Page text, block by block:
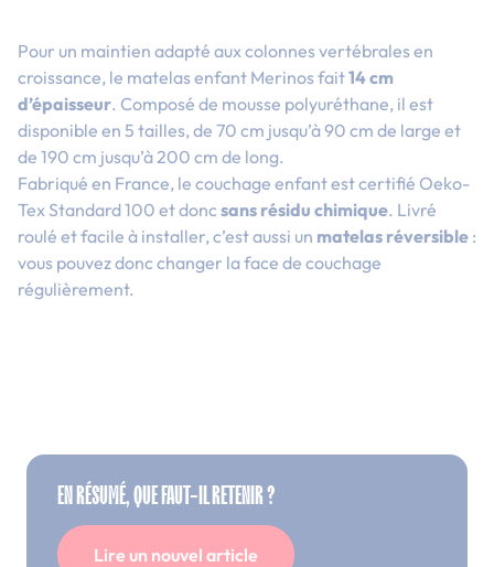
Pour un maintien adapté aux colonnes vertébrales en
croissance, le matelas enfant Merinos fait14 cm
d’épaisseur. Composé de mousse polyuréthane, il est
disponible en 5 tailles, de 70 cm jusqu’à 90 cm de large et
de 190 cm jusqu’à 200 cm de long.
Fabriqué en France, le couchage enfant est certifié Oeko-
Tex Standard 100 et donc sans résidu chimique. Livré
roulé et facile à installer, c’est aussi un matelas réversible :
vous pouvez donc changer la face de couchage
régulièrement.
EN RÉSUMÉ, QUE FAUT-IL RETENIR ?
Lire un nouvel article